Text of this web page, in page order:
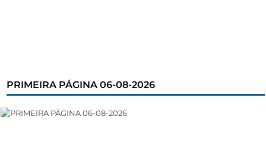
PRIMEIRA PÁGINA 06-08-2026